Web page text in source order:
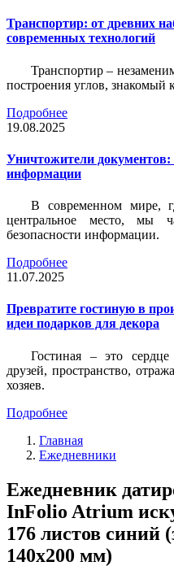
Транспортир: от древних
современных технологий
Транспортир –
построения углов,
Подробнее
19.08.2025
Уничтожители
информации
В современном мире,
центральное место, мы
безопасности информации.
Подробнее
11.07.2025
Превратите гостиную в
идеи подарков для декора
Гостиная – это
друзей, пространство,
хозяев.
Подробнее
Главная
Ежедневники
Ежедневник
InFolio Atrium
176 листов синий
140х200 мм)